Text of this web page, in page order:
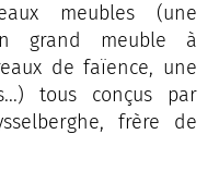
meubles (une
grand meuble à
de faïence, une
tous conçus par
frère de